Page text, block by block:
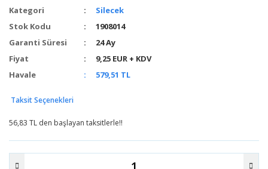
Kategori
Silecek
Stok Kodu
1908014
Garanti Süresi
24 Ay
Fiyat
9,25 EUR + KDV
Havale
579,51 TL
Taksit Seçenekleri
56,83 TL den başlayan taksitlerle!!